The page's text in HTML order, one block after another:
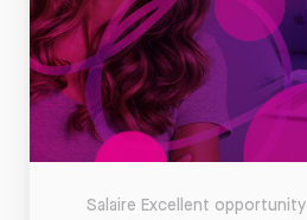
Salaire Excellent opportunity